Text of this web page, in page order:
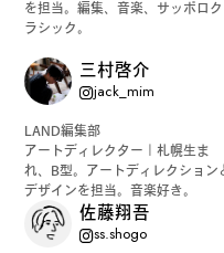
ター」を募集中！公式
やりとりできる場所。
い内容など何でも話そう
を担当。編集、音楽、サッポロク
ラシック。
三村啓介
jack_mim
LAND編集部
アートディレクター｜札幌生ま
れ、B型。アートディレクション
デザインを担当。音楽好き。
佐藤翔吾
ss.shogo